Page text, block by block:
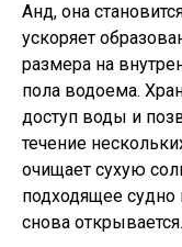
Анд, она
ускоряет
размера на
пола водоема.
доступ воды и
течение
очищает сухую
подходящее судно
снова открывается.